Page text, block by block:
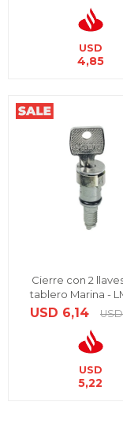
USD
4,85
Cierre con 2
tablero Marina -
USD 6,14 USD
USD
5,22